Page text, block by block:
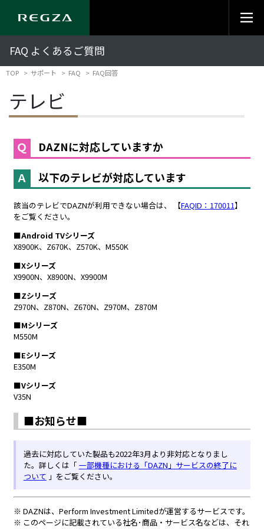
FAQ よくあるご質問
TOP サポート FAQ FAQ回答
テレビ